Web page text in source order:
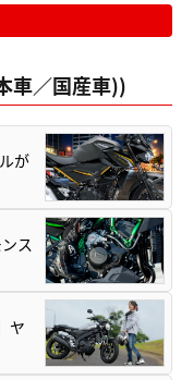
車／国産車))
が
ス
ヤ